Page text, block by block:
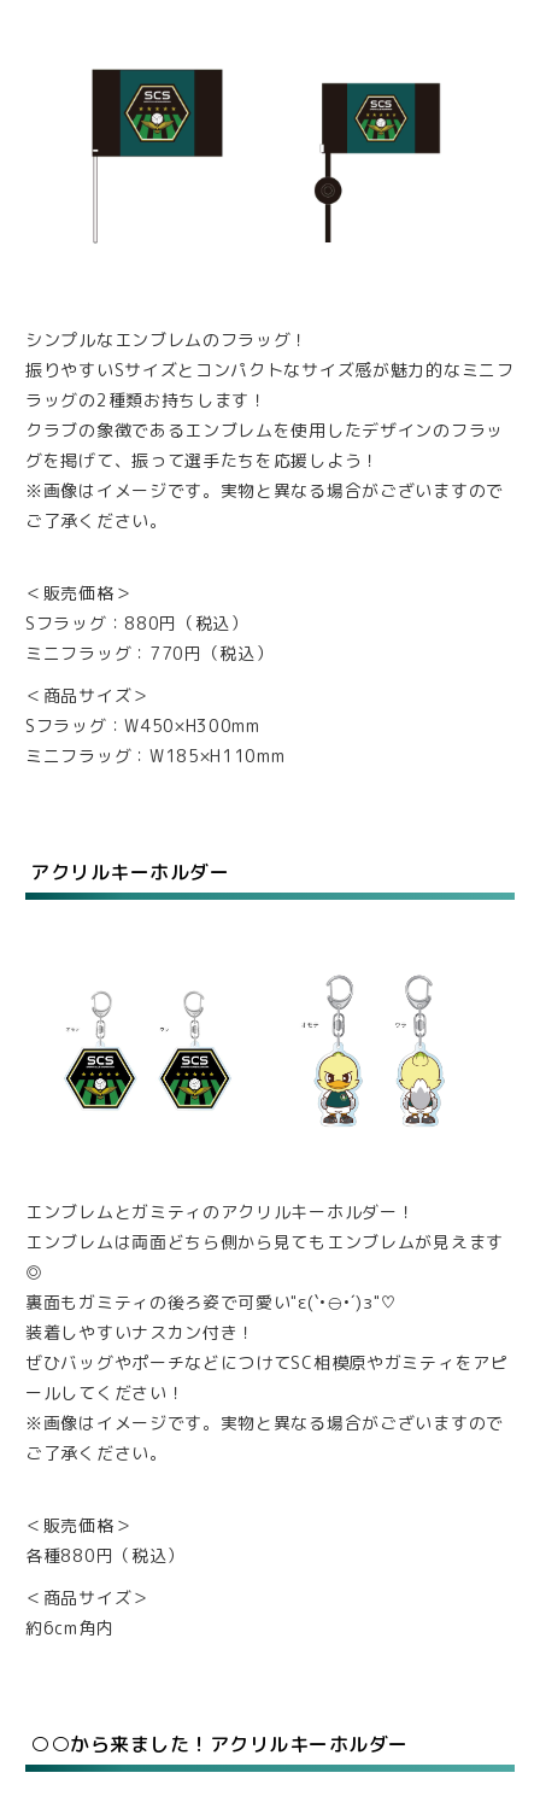
シンプルなエンブレムのフラッグ！
振りやすいSサイズとコンパクトなサイズ感が魅力的なミニフ
ラッグの2種類お持ちします！
クラブの象徴であるエンブレムを使用したデザインのフラッ
グを掲げて、振って選手たちを応援しよう！
※画像はイメージです。実物と異なる場合がございますので
ご了承ください。
＜販売価格＞
Sフラッグ：880円（税込）
ミニフラッグ：770円（税込）
＜商品サイズ＞
Sフラッグ：W450×H300mm
ミニフラッグ：W185×H110mm
アクリルキーホルダー
エンブレムとガミティのアクリルキーホルダー！
エンブレムは両面どちら側から見てもエンブレムが見えます
◎
裏面もガミティの後ろ姿で可愛い"ε(`•⊖•´)з"♡
装着しやすいナスカン付き！
ぜひバッグやポーチなどにつけてSC相模原やガミティをアピ
ールしてください！
※画像はイメージです。実物と異なる場合がございますので
ご了承ください。
＜販売価格＞
各種880円（税込）
＜商品サイズ＞
約6cm角内
○○から来ました！アクリルキーホルダー